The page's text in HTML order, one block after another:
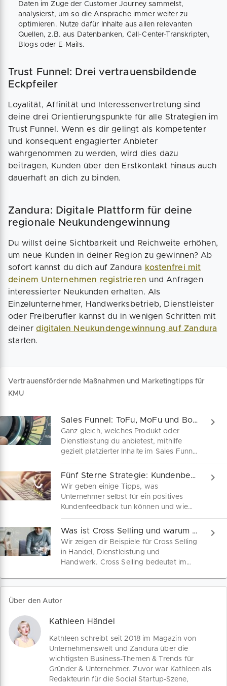
Daten im Zuge der Customer Journey sammelst,
analysierst, um so die Ansprache immer weiter zu
optimieren. Nutze dafür Inhalte aus allen relevanten
Quellen, z.B. aus Datenbanken, Call-Center-Transkripten,
Blogs oder E-Mails.
Trust Funnel: Drei vertrauensbildende
Eckpfeiler
Loyalität, Affinität und Interessenvertretung sind
deine drei Orientierungspunkte für alle Strategien im
Trust Funnel. Wenn es dir gelingt als kompetenter
und konsequent engagierter Anbieter
wahrgenommen zu werden, wird dies dazu
beitragen, Kunden über den Erstkontakt hinaus auch
dauerhaft an dich zu binden.
Zandura: Digitale Plattform für deine
regionale Neukundengewinnung
Du willst deine Sichtbarkeit und Reichweite erhöhen,
um neue Kunden in deiner Region zu gewinnen? Ab
sofort kannst du dich auf Zandura kostenfrei mit
deinem Unternehmen registrieren und Anfragen
interessierter Neukunden erhalten. Als
Einzelunternehmer, Handwerksbetrieb, Dienstleister
oder Freiberufler kannst du in wenigen Schritten mit
deinerdigitalen Neukundengewinnung auf Zandura
starten.
Vertrauensfördernde Maßnahmen und Marketingtipps für
KMU
Sales Funnel: ToFu, MoFu und BoFu einfach erklärt
Ganz gleich, welches Produkt oder
Dienstleistung du anbietest, mithilfe
gezielt platzierter Inhalte im Sales Funnel
kannst du deine Kundengewinnung und
infolgedessen konkrete Umsätze
steigern. Wir erklären, was du über
ToFu, MoFu und BoFu als Stationen im
Sales Funnel wissen musst und wie du
Fünf Sterne Strategie: Kundenbewertungen managen
Wir geben einige Tipps, was
Unternehmer selbst für ein positives
Kundenfeedback tun können und wie
du am besten mit dem heiklen Thema
schlechte Rezensionen umgehst.
Kundenmeinungen sind ein
entscheidender Verkaufsfaktor, denn
nichts überzeugt unentschlossene
Kundenstimmen auf Vergleichsportalen,
Google My Business oder in deinem
Online Shop.
Was ist Cross Selling und warum brauche ich das?
Wir zeigen dir Beispiele für Cross Selling
in Handel, Dienstleistung und
Handwerk. Cross Selling bedeutet im
Ertrag.
Über den Autor
Kathleen Händel
Kathleen schreibt seit 2018 im Magazin von
Unternehmenswelt und Zandura über die
wichtigsten Business-Themen & Trends für
Gründer & Unternehmer. Zuvor war Kathleen als
Redakteurin für die Social Startup-Szene,